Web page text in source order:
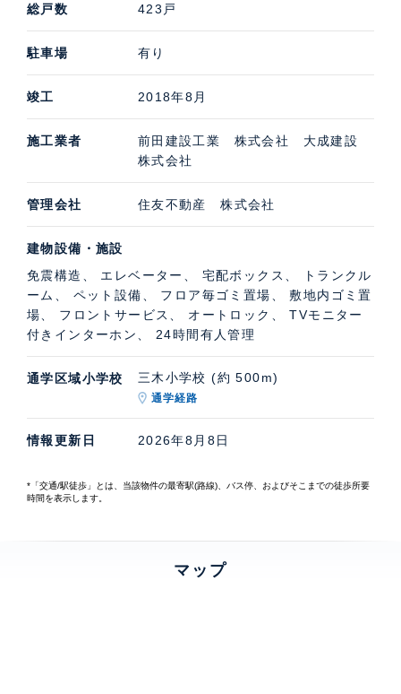
総戸数 423戸
駐車場 有り
竣工 2018年8月
施工業者
前田建設工業 株式会社 大成建設
株式会社
管理会社 住友不動産 株式会社
建物設備・施設
免震構造、 エレベーター、 宅配ボックス、 トランクル
ーム、 ペット設備、 フロア毎ゴミ置場、 敷地内ゴミ置
場、 フロントサービス、 オートロック、 TVモニター
付きインターホン、 24時間有人管理
通学区域小学校 三木小学校 (約 500m)
通学経路
情報更新日 2026年8月8日
*「交通/駅徒歩」とは、当該物件の最寄駅(路線)、バス停、およびそこまでの徒歩所要
時間を表示します。
マップ